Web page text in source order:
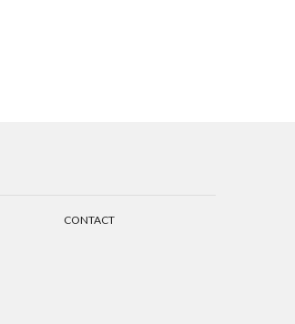
CONTACT